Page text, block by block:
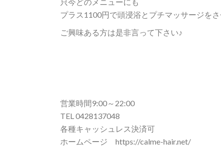
プラス1100円で頭浸浴とプチマッサージを
ご興味ある方は是非言って下さい♪
営業時間9:00～22:00
TEL 0428137048
各種キャッシュレス決済可
ホームページ https://calme-hair.net/